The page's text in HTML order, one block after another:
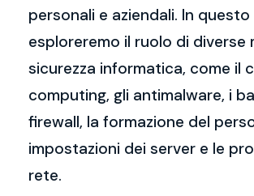
personali e aziendali. In
esploreremo il ruolo di diverse
sicurezza informatica, come il
computing, gli antimalware, i
firewall, la formazione del
impostazioni dei server e le
rete.